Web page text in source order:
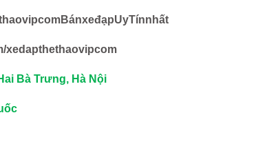
xedapthethaovipcom
Bà Trưng, Hà Nội